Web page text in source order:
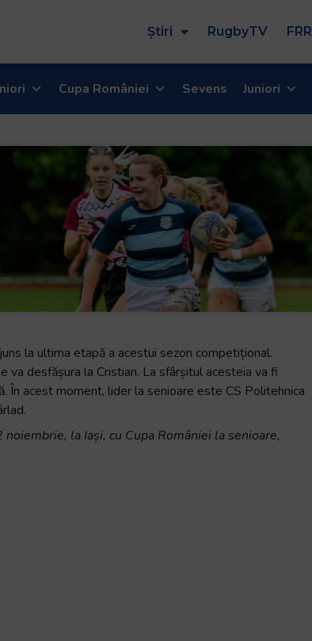
Știri RugbyTV FRR
Cupa României Sevens Juniori
la ultima etapă a acestui sezon competițional.
va desfășura la Cristian. La sfârșitul acesteia va fi
acest moment, lider la senioare este CS Politehnica
la Iași, cu Cupa României la senioare,